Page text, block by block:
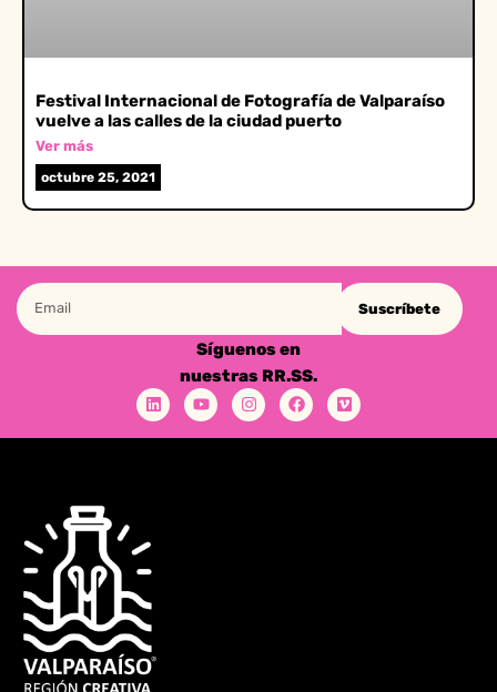
Festival Internacional de Fotografía de Valparaíso
vuelve a las calles de la ciudad puerto
Ver más
octubre 25, 2021
Suscríbete
Síguenos en
nuestras RR.SS.